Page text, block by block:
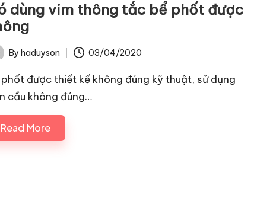
dùng vim thông tắc bể phốt được
By haduyson 03/04/2020
phốt được thiết kế không đúng kỹ thuật, sử dụng
cầu không đúng…
Read More